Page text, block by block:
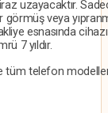
uzayacaktır.
veya
esnasında
7 yıldır.
tüm telefon